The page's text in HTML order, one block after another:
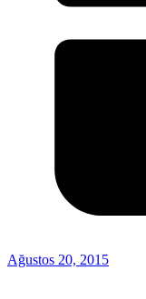
Ağustos 20, 2015